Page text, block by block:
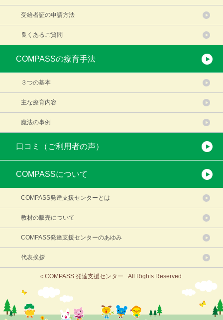
受給者証の申請方法
良くあるご質問
COMPASSの療育手法
３つの基本
主な療育内容
魔法の事例
口コミ（ご利用者の声）
COMPASSについて
COMPASS発達支援センターとは
教材の販売について
COMPASS発達支援センターのあゆみ
代表挨拶
c COMPASS 発達支援センター . All Rights Reserved.